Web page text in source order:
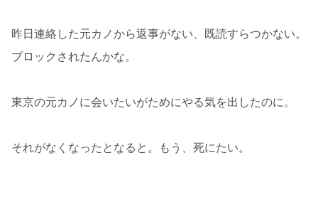
昨日連絡した元カノから返事がない、既読すらつかない。
ブロックされたんかな。
東京の元カノに会いたいがためにやる気を出したのに。
それがなくなったとなると。もう、死にたい。